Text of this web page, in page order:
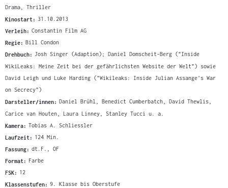
Drama, Thriller
Kinostart: 31.10.2013
Verleih: Constantin Film AG
Regie: Bill Condon
Drehbuch: Josh Singer (Adaption); Daniel Domscheit-Berg ("Inside
WikiLeaks: Meine Zeit bei der gefährlichsten Website der Welt") sowie
David Leigh und Luke Harding ("Wikileaks: Inside Julian Assange's War
on Secrecy")
Darsteller/innen: Daniel Brühl, Benedict Cumberbatch, David Thewlis,
Carice van Houten, Laura Linney, Stanley Tucci u. a.
Kamera: Tobias A. Schliessler
Laufzeit: 124 Min.
Fassung: dt.F., OF
Format: Farbe
FSK: 12
Klassenstufen: 9. Klasse bis Oberstufe